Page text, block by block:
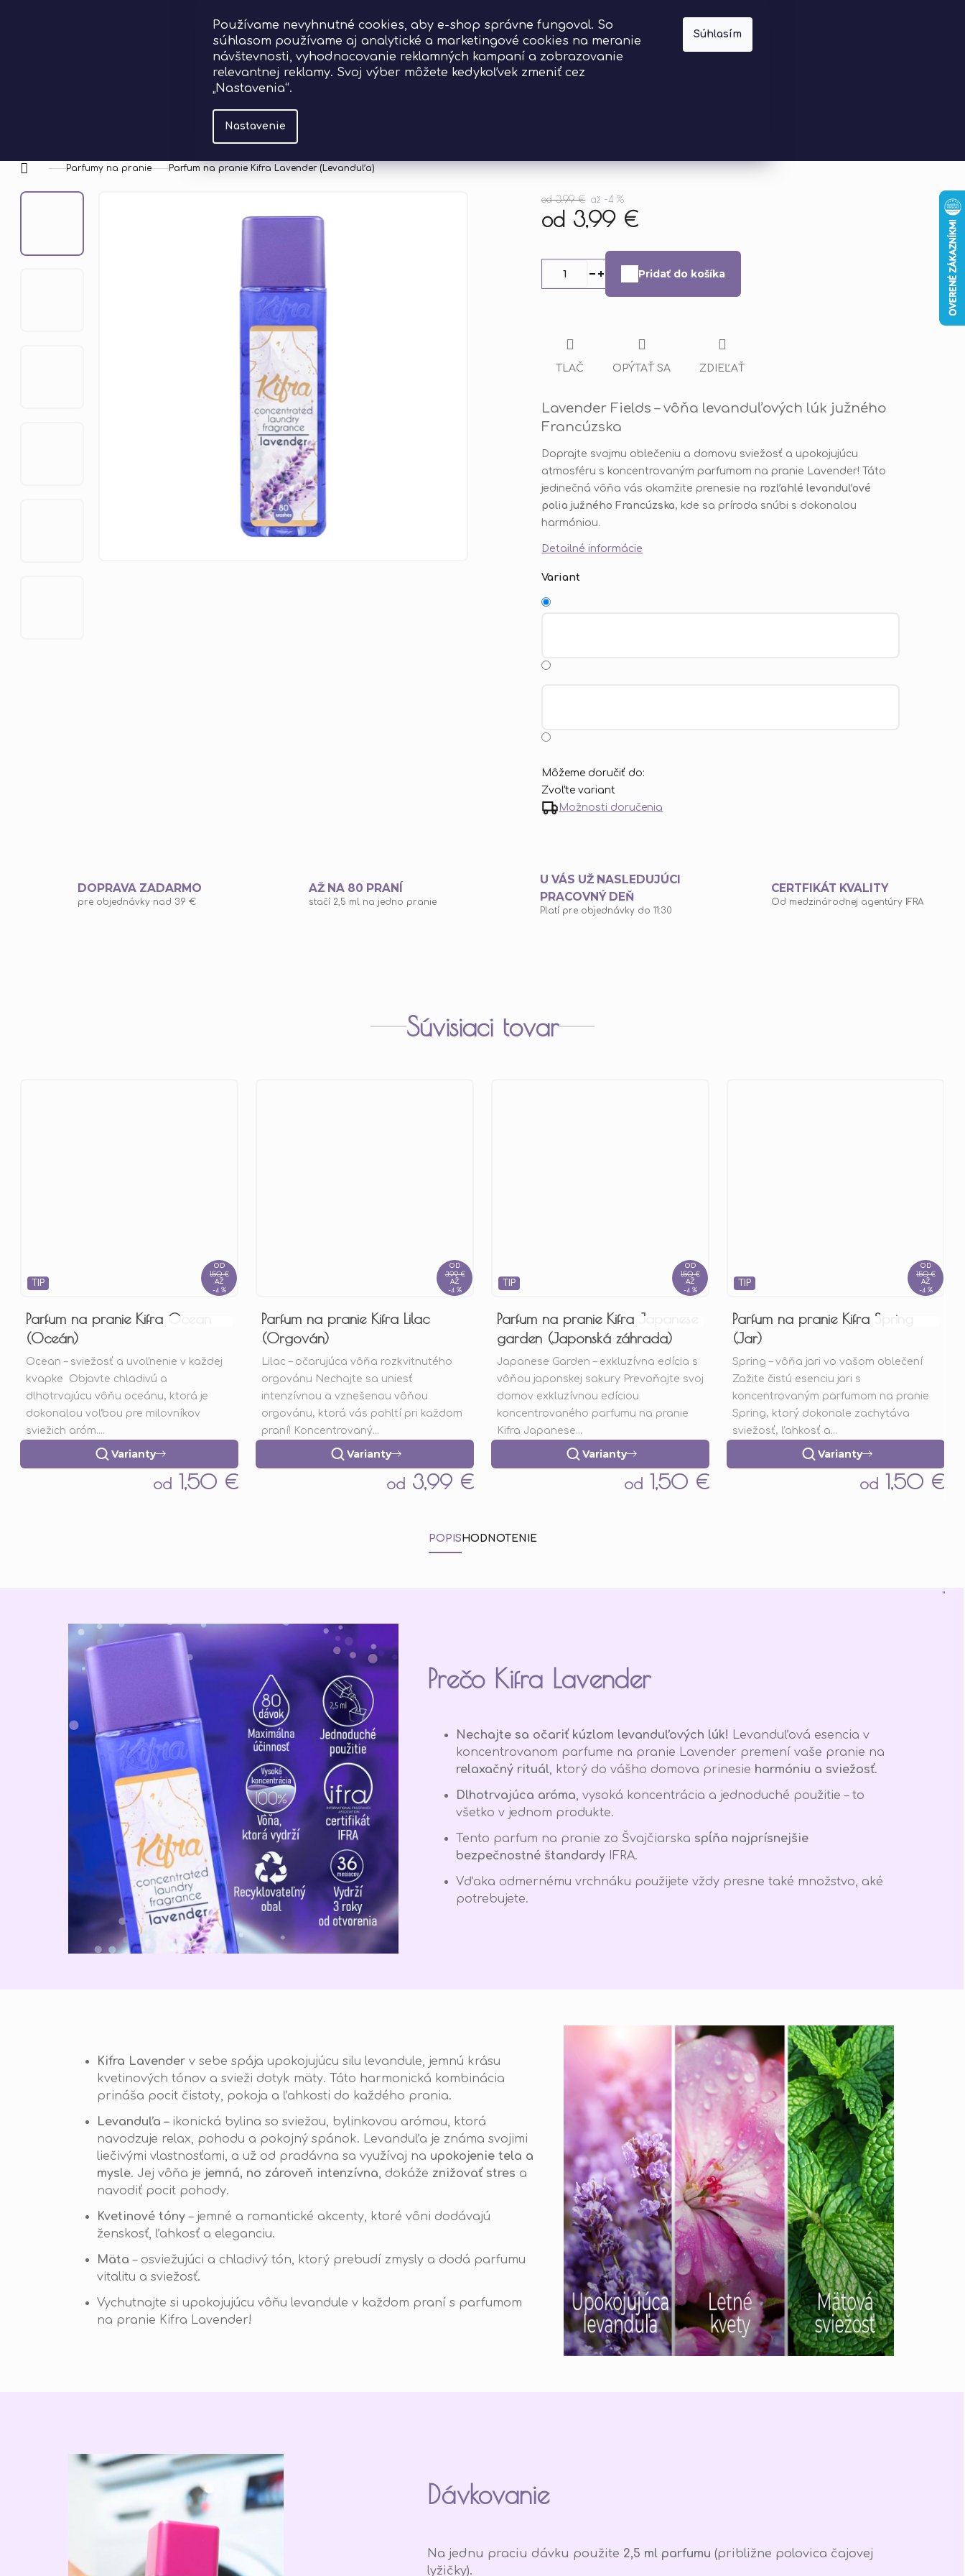
Používame nevyhnutné cookies, aby e-shop správne fungoval. So
súhlasom používame aj analytické a marketingové cookies na meranie
návštevnosti, vyhodnocovanie reklamných kampaní a zobrazovanie
relevantnej reklamy. Svoj výber môžete kedykoľvek zmeniť cez
„Nastavenia“.
Nastavenie
Súhlasím
DomovParfumy na pranie Parfum na pranie Kifra Lavender (Levanduľa)
od 3,99 € až –4 %
od 3,99 €
cena:
Variant
Môžeme doručiť do:
Zvoľte variant
Možnosti doručenia
Pridať do košíka
Lavender Fields – vôňa levanduľových lúk južného
Francúzska
Doprajte svojmu oblečeniu a domovu sviežosť a upokojujúcu
atmosféru s koncentrovaným parfumom na pranie Lavender! Táto
jedinečná vôňa vás okamžite prenesie na rozľahlé levanduľové
polia južného Francúzska, kde sa príroda snúbi s dokonalou
harmóniou.
Detailné informácie
TLAČ OPÝTAŤ SA ZDIEĽAŤ
DOPRAVA ZADARMO
pre objednávky nad 39 €
AŽ NA 80 PRANÍ
stačí 2,5 ml na jedno pranie
U VÁS UŽ NASLEDUJÚCI
PRACOVNÝ DEŇ
Platí pre objednávky do 11:30
CERTFIKÁT KVALITY
Od medzinárodnej agentúry IFRA
Súvisiaci tovar
TIP
OD
1,50 €
AŽ
–4 %
Parfum na pranie Kifra Ocean
(Oceán)
produktu
5,0
z
od 1,50 €
Varianty
Ocean – sviežosť a uvoľnenie v každej
kvapke Objavte chladivú a
dlhotrvajúcu vôňu oceánu, ktorá je
dokonalou voľbou pre milovníkov
sviežich aróm....
OD
3,99 €
AŽ
–4 %
Parfum na pranie Kifra Lilac
(Orgován)
od 3,99 €
Varianty
Lilac – očarujúca vôňa rozkvitnutého
orgovánu Nechajte sa uniesť
intenzívnou a vznešenou vôňou
orgovánu, ktorá vás pohltí pri každom
praní! Koncentrovaný...
TIP
OD
1,50 €
AŽ
–4 %
Parfum na pranie Kifra Japanese
garden (Japonská záhrada)
Priemerné
hodnotenie
produktu
je
z
od 1,50 €
Varianty
Japanese Garden – exkluzívna edícia s
vôňou japonskej sakury Prevoňajte svoj
domov exkluzívnou edíciou
koncentrovaného parfumu na pranie
Kifra Japanese...
TIP
OD
1,50 €
AŽ
–4 %
Parfum na pranie Kifra Spring
(Jar)
produktu
5,0
z
od 1,50 €
Varianty
Spring – vôňa jari vo vašom oblečení
Zažite čistú esenciu jari s
koncentrovaným parfumom na pranie
Spring, ktorý dokonale zachytáva
sviežosť, ľahkosť a...
POPISHODNOTENIE
Prečo Kifra Lavender
Nechajte sa očariť kúzlom levanduľových lúk! Levanduľová esencia v
koncentrovanom parfume na pranie Lavender premení vaše pranie na
relaxačný rituál, ktorý do vášho domova prinesie harmóniu a sviežosť.
Dlhotrvajúca aróma, vysoká koncentrácia a jednoduché použitie – to
všetko v jednom produkte.
Tento parfum na pranie zo Švajčiarska spĺňa najprísnejšie
bezpečnostné štandardy IFRA.
Vďaka odmernému vrchnáku použijete vždy presne také množstvo, aké
potrebujete.
Kifra Lavender v sebe spája upokojujúcu silu levandule, jemnú krásu
kvetinových tónov a svieži dotyk mäty. Táto harmonická kombinácia
prináša pocit čistoty, pokoja a ľahkosti do každého prania.
Levanduľa – ikonická bylina so sviežou, bylinkovou arómou, ktorá
navodzuje relax, pohodu a pokojný spánok. Levanduľa je známa svojimi
liečivými vlastnosťami, a už od pradávna sa využívaj na upokojenie tela a
mysle. Jej vôňa je jemná, no zároveň intenzívna, dokáže znižovať stres a
navodiť pocit pohody.
Kvetinové tóny – jemné a romantické akcenty, ktoré vôni dodávajú
ženskosť, ľahkosť a eleganciu.
Mäta – osviežujúci a chladivý tón, ktorý prebudí zmysly a dodá parfumu
vitalitu a sviežosť.
Vychutnajte si upokojujúcu vôňu levandule v každom praní s parfumom
na pranie Kifra Lavender!
Dávkovanie
Na jednu praciu dávku použite 2,5 ml parfumu (približne polovica čajovej
lyžičky).
"